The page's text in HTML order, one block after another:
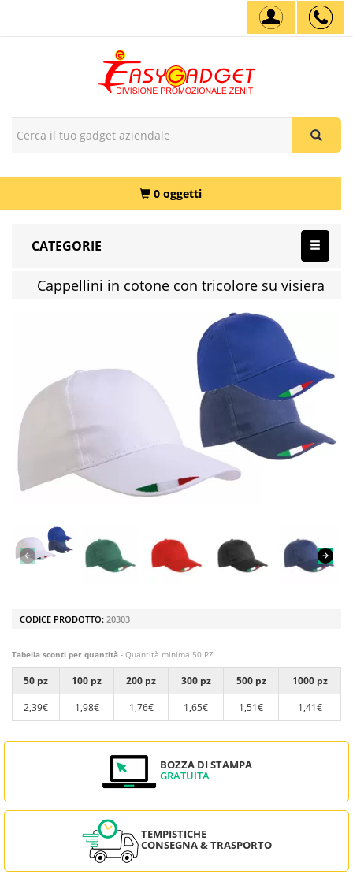
0 oggetti
CATEGORIE
Cappellini in cotone con tricolore su visiera
CODICE PRODOTTO: 20303
Tabella sconti per quantità - Quantità minima 50 PZ
50 pz 100 pz 200 pz 300 pz 500 pz
1000 pz
2,39€
1,98€ 1,76€ 1,65€ 1,51€ 1,41€
BOZZA DI STAMPA
GRATUITA
TEMPISTICHE
CONSEGNA & TRASPORTO